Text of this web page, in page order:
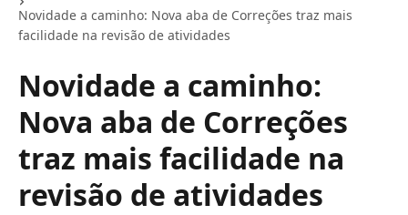
Novidade a caminho: Nova aba de Correções traz mais
facilidade na revisão de atividades
Novidade a caminho:
Nova aba de Correções
traz mais facilidade na
revisão de atividades